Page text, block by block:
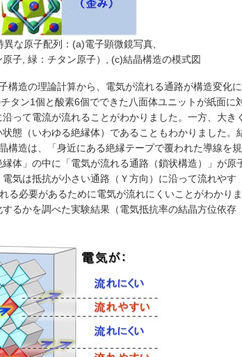
な原子配列：(a)電子顕微鏡写真,
子, 緑：チタン原子）, (c)結晶構造の模式図
構造の理論計算から、電気が流れる通路が構造変化に
タン1個と酸素6個でできた八面体ユニットが紙面に
って電流が流れることがわかりました。一方、大きく
態（いわゆる絶縁体）であることもわかりました。
構造は、「身近にある絶縁テープで覆われた導線を規
体」の中に「電気が流れる通路（鎖状構造）」が原
気は抵抗が小さい通路（Ｙ方向）に沿って流れやす
る必要があるために電気が流れにくいことがわかりま
るかを調べた実験結果（電気抵抗率の結晶方位依存